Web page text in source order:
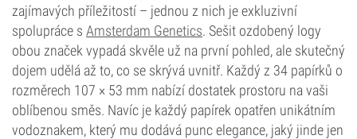
zajímavých příležitostí – jednou z nich je exkluzivní
spolupráce s Amsterdam Genetics. Sešit ozdobený logy
obou značek vypadá skvěle už na první pohled, ale skutečný
dojem udělá až to, co se skrývá uvnitř. Každý z 34 papírků o
rozměrech 107 × 53 mm nabízí dostatek prostoru na vaši
oblíbenou směs. Navíc je každý papírek opatřen unikátním
vodoznakem, který mu dodává punc elegance, jaký jinde jen